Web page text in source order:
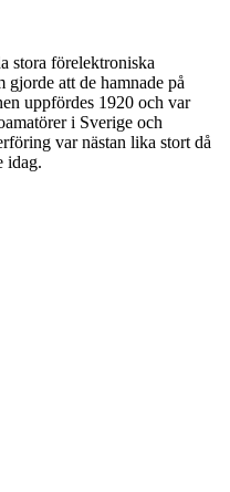
stora förelektroniska
att de hamnade på
uppfördes 1920 och var
i Sverige och
var nästan lika stort då
idag.